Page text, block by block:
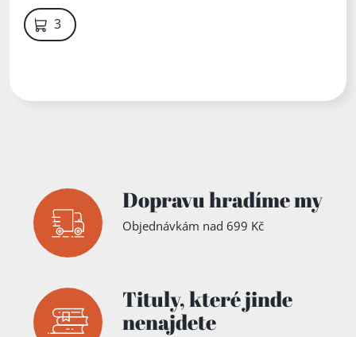
ekonomic
kých
oborech
399 Kč
Dopravu hradíme my
Objednávkám nad 699 Kč
Tituly,které jinde
nenajdete